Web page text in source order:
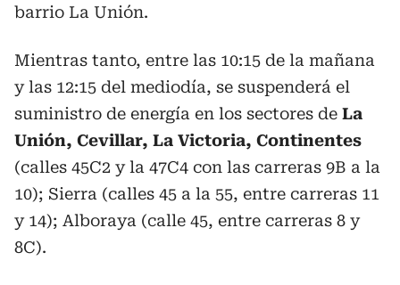
barrio La Unión.
Mientras tanto, entre las 10:15 de la mañana
y las 12:15 del mediodía, se suspenderá el
suministro de energía en los sectores de La
Unión, Cevillar, La Victoria, Continentes
(calles 45C2 y la 47C4 con las carreras 9B a la
10); Sierra (calles 45 a la 55, entre carreras 11
y 14); Alboraya (calle 45, entre carreras 8 y
8C).